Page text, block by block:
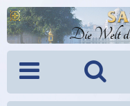
Die Welt